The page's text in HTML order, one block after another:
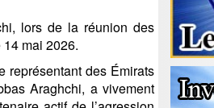
lors de la réunion des
mai 2026.
représentant des Émirats
Araghchi, a vivement